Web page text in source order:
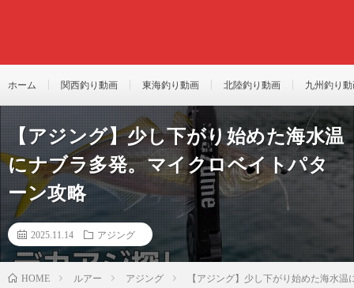
ホーム 関西釣り動画 東海釣り動画 北陸釣り動画 九州釣り
【アジング】少し下がり始めた海水温
にナブラ多発。マイクロベイトパタ
ーン攻略
2025.11.14 アジング
HOME ルアー アジング 【アジング】少し下がり始めた海水